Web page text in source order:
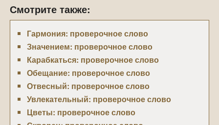
Смотрите также:
Гармония: проверочное слово
Значением: проверочное слово
Карабкаться: проверочное слово
Обещание: проверочное слово
Отвесный: проверочное слово
Увлекательный: проверочное слово
Цветы: проверочное слово